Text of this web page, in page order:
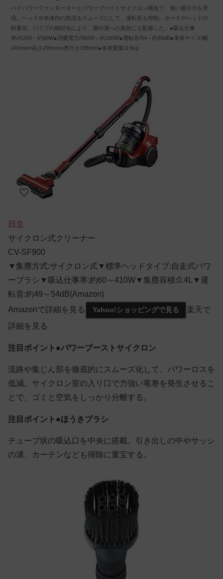
ハイパワーファンモーターとパワーブーストサイクロン構造で、強い吸引力を実
現。ヘッドや本体内の気流をスムーズにして、運転音も抑制。ホースやヘッドの
軽量化、パイプの細径化により、腕や肩への負担にも配慮した。●吸込仕事
率/410W～約60W●消費電力/960W～約190W●運転音/54～約49dB●本体サイズ/幅
240mm×高さ290mm×奥行き336mm●本体重量/3.5kg
日立
サイクロン式クリーナー
CV-SF900
▼集塵方式:サイクロン式▼標準ヘッドタイプ:自走式パワ
ーブラシ▼吸込仕事率:約60～410W▼集塵容積:0.4L▼運
転音:約49～54dB(Amazon)
Amazonで詳細を見る
Yahoo!ショッピングで見る
楽天で
詳細を見る
注目ポイント●パワーブーストサイクロン
流路や集じん部を徹底的にスムーズ化して、パワーロスを
低減。サイクロン室の入リ口で力強い竜巻を発生させるこ
とで、ゴミと空気をしっかり分離する。
注目ポイント●ほうきブラシ
チューブ状の吸込口を中央に搭載。引き出しの中やサッシ
の溝、カーテンなども掃除に重宝する。